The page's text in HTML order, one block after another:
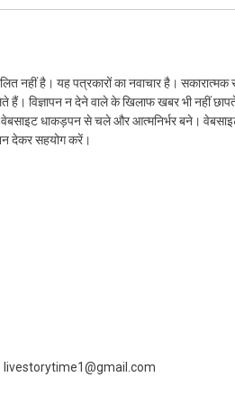
नहीं है। यह पत्रकारों का नवाचार है।
हैं। विज्ञापन न देने वाले के खिलाफ खबर भी नहीं
वेबसाइट धाकड़पन से चले और आत्मनिर्भर बने।
देकर सहयोग करें।
livestorytime1@gmail.com